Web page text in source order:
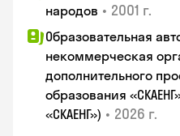
народов • 2001 г.
Образовательная
некоммерческая
дополнительного
образования
«СКАЕНГ») • 2026 г.